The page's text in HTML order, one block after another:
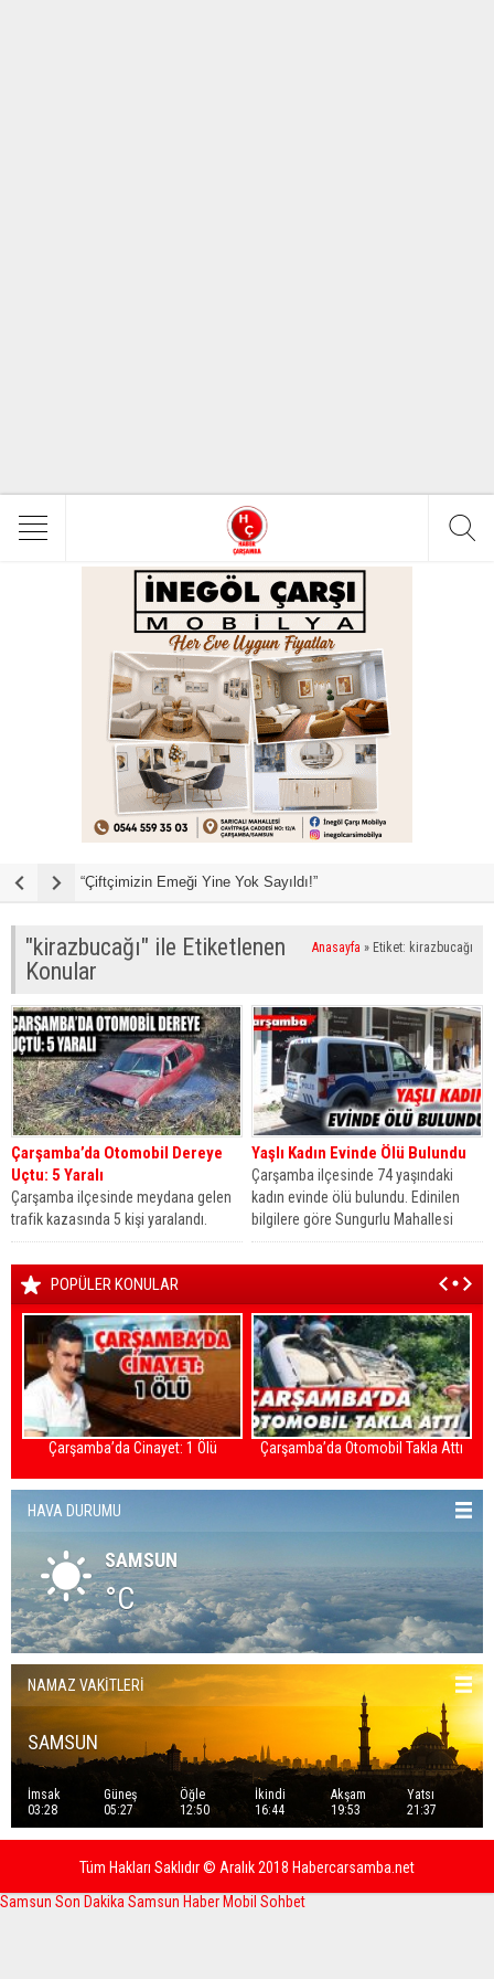
“Çiftçimizin Emeği Yine Yok Sayıldı!”
Anasayfa » Etiket: kirazbucağı
"kirazbucağı" ile Etiketlenen
Konular
Çarşamba’da Otomobil Dereye
Uçtu: 5 Yaralı
Çarşamba ilçesinde meydana gelen
trafik kazasında 5 kişi yaralandı.
Edinilen bilgilere göre kaza Çarşamba
İlçesi...
Yaşlı Kadın Evinde Ölü Bulundu
Çarşamba ilçesinde 74 yaşındaki
kadın evinde ölü bulundu. Edinilen
bilgilere göre Sungurlu Mahallesi
Kirazbucağı Sokak’ta...
POPÜLER KONULAR
Çarşamba’da Cinayet: 1 Ölü Çarşamba’da Otomobil Takla Attı
HAVA DURUMU
SAMSUN
°C
NAMAZ VAKİTLERİ
SAMSUN
İmsak
03:28
Güneş
05:27
Öğle
12:50
İkindi
16:44
Akşam
19:53
Yatsı
21:37
Tüm Hakları Saklıdır © Aralık 2018 Habercarsamba.net
Samsun Son Dakika Samsun Haber Mobil Sohbet